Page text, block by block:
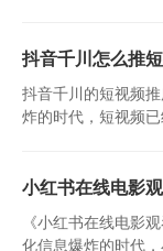
抖音千川怎么推
抖音千川的短视频
炸的时代，短视频
小红书在线电影
《小红书在线电影
化信息爆炸的时代